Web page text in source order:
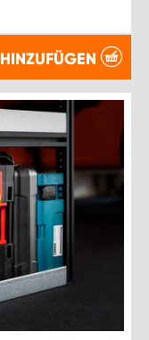
HINZUFÜGEN